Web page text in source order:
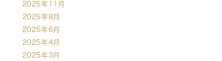
2025年11月
2025年8月
2025年6月
2025年4月
2025年3月